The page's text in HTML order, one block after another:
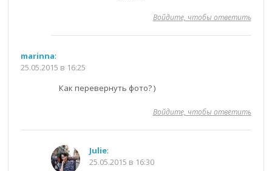
Войдите, чтобы ответить
marinna:
25.05.2015 в 16:25
Как перевернуть фото? )
Войдите, чтобы ответить
Julie:
25.05.2015 в 16:30